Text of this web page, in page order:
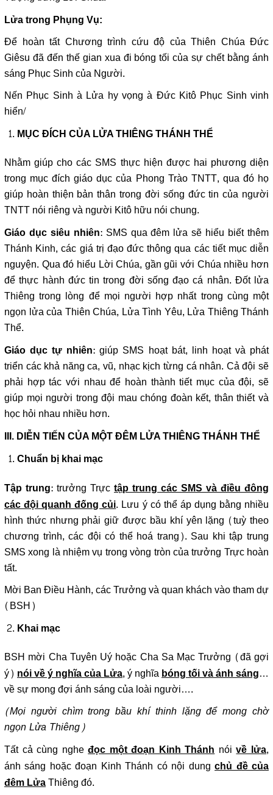
Lửa trong Phụng Vụ:
Để hoàn tất Chương trình cứu độ của Thiên Chúa Đức
Giêsu đã đến thế gian xua đi bóng tối của sự chết bằng ánh
sáng Phục Sinh của Người.
Nến Phục Sinh à Lửa hy vọng à Đức Kitô Phục Sinh vinh
hiển/
MỤC ĐÍCH CỦA LỬA THIÊNG THÁNH THỂ
Nhằm giúp cho các SMS thực hiện được hai phương diện
trong mục đích giáo dục của Phong Trào TNTT, qua đó họ
giúp hoàn thiện bản thân trong đời sống đức tin của người
TNTT nói riêng và người Kitô hữu nói chung.
Giáo dục siêu nhiên: SMS qua đêm lửa sẽ hiểu biết thêm
Thánh Kinh, các giá trị đạo đức thông qua các tiết mục diễn
nguyện. Qua đó hiểu Lời Chúa, gần gũi với Chúa nhiều hơn
để thực hành đức tin trong đời sống đạo cá nhân. Đốt lửa
Thiêng trong lòng để mọi người hợp nhất trong cùng một
ngọn lửa của Thiên Chúa, Lửa Tình Yêu, Lửa Thiêng Thánh
Thể.
Giáo dục tự nhiên: giúp SMS hoạt bát, linh hoạt và phát
triển các khả năng ca, vũ, nhạc kịch từng cá nhân. Cả đội sẽ
phải hợp tác với nhau để hoàn thành tiết mục của đội, sẽ
giúp mọi người trong đội mau chóng đoàn kết, thân thiết và
học hỏi nhau nhiều hơn.
III. DIỄN TIẾN CỦA MỘT ĐÊM LỬA THIÊNG THÁNH THỂ
Chuẩn bị khai mạc
Tập trung: trưởng Trực tập trung các SMS và điều đông
các đội quanh đống củi. Lưu ý có thể áp dụng bằng nhiều
hình thức nhưng phải giữ được bầu khí yên lặng (tuỳ theo
chương trình, các đội có thể hoá trang). Sau khi tập trung
SMS xong là nhiệm vụ trong vòng tròn của trưởng Trực hoàn
tất.
Mời Ban Điều Hành, các Trưởng và quan khách vào tham dự
(BSH)
Khai mạc
BSH mời Cha Tuyên Uý hoặc Cha Sa Mạc Trưởng (đã gợi
ý) nói về ý nghĩa của Lửa, ý nghĩa bóng tối và ánh sáng…
về sự mong đợi ánh sáng của loài người….
(Mọi người chìm trong bầu khí thinh lặng để mong chờ
ngọn Lửa Thiêng)
Tất cả cùng ngheđọc một đoạn Kinh Thánhnóivề lửa,
ánh sáng hoặc đoạn Kinh Thánh có nội dungchủ đề của
đêm Lửa Thiêng đó.